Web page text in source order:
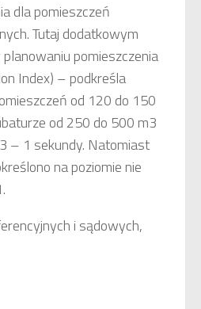
dla pomieszczeń
Tutaj dodatkowym
pomieszczenia
Index) – podkreśla
od 120 do 150
od 250 do 500 m3
– 1 sekundy. Natomiast
na poziomie nie
i sądowych,